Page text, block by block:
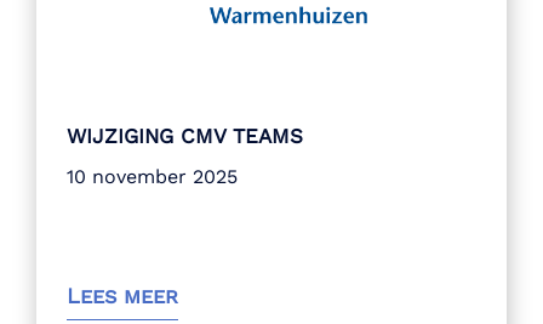
WIJZIGING CMV TEAMS
10 november 2025
Lees meer